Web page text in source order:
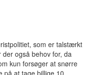
som er talstærkt
også behov for, da
kun forsøger at snørre